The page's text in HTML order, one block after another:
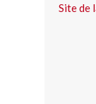
Site de